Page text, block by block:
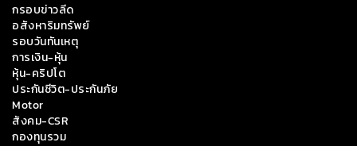
กรอบข่าวลีด
อสังหาริมทรัพย์
รอบวันทันเหตุ
การเงิน-หุ้น
หุ้น-คริปโต
ประกันชีวิต-ประกันภัย
Motor
สังคม-CSR
กองทุนรวม